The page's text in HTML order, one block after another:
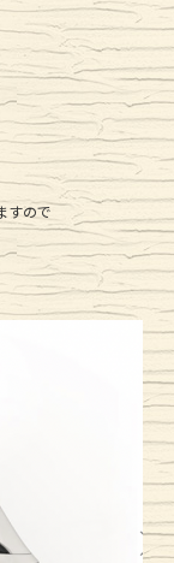
すので